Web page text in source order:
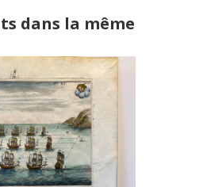
dans la même